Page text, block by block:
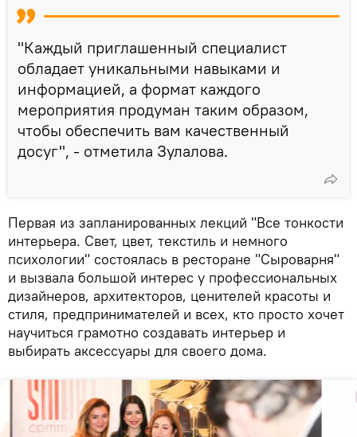
"Каждый приглашенный специалист
обладает уникальными навыками и
информацией, а формат каждого
мероприятия продуман таким образом,
чтобы обеспечить вам качественный
досуг", - отметила Зулалова.
Первая из запланированных лекций "Все тонкости
интерьера. Свет, цвет, текстиль и немного
психологии" состоялась в ресторане "Сыроварня"
и вызвала большой интерес у профессиональных
дизайнеров, архитекторов, ценителей красоты и
стиля, предпринимателей и всех, кто просто хочет
научиться грамотно создавать интерьер и
выбирать аксессуары для своего дома.